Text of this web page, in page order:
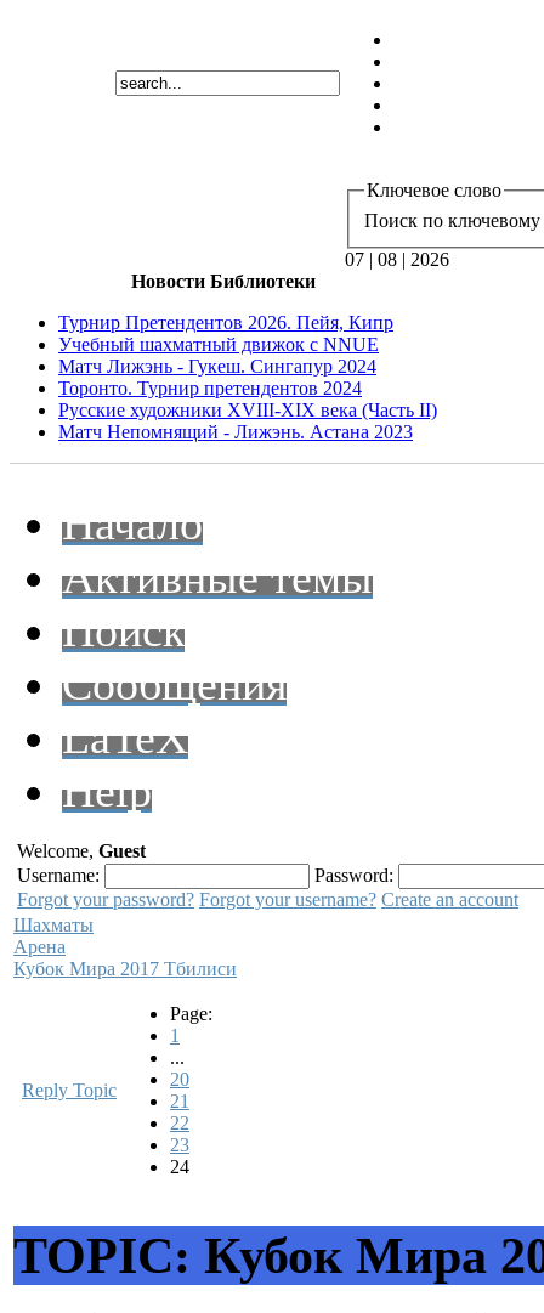
Ключевое слово
Поиск по ключевому
07 | 08 | 2026
Новости Библиотеки
Турнир Претендентов 2026. Пейя, Кипр
Учебный шахматный движок с NNUE
Матч Лижэнь - Гукеш. Сингапур 2024
Торонто. Турнир претендентов 2024
Русские художники XVIII-XIX века (Часть II)
Матч Непомнящий - Лижэнь. Астана 2023
Начало
Активные темы
Поиск
Сообщения
LaTeX
Help
Welcome, Guest
Username:
Password:
Forgot your password? Forgot your username? Create an account
Шахматы
Арена
Кубок Мира 2017 Тбилиси
Reply Topic
Page:
1
...
20
21
22
23
24
TOPIC: Кубок Мира